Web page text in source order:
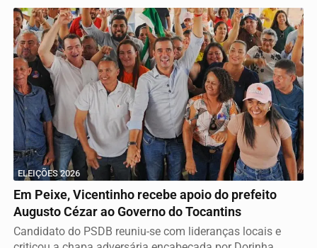
ELEIÇÕES 2026
Em Peixe, Vicentinho recebe apoio do prefeito
Augusto Cézar ao Governo do Tocantins
Candidato do PSDB reuniu-se com lideranças locais e